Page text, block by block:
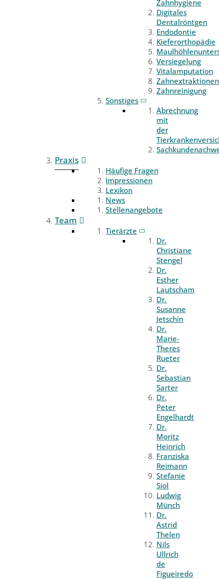
Zahnhygiene
Digitales
Dentalröntgen
Endodontie
Kieferorthopädie
Versiegelung
Vitalamputation
Zahnextraktionen
Zahnreinigung
Sonstiges
Abrechnung
mit
der
Praxis
Häufige Fragen
Impressionen
Lexikon
News
Stellenangebote
Team
Tierärzte
Dr.
Christiane
Stengel
Dr.
Esther
Lautscham
Dr.
Susanne
Jetschin
Dr.
Marie-
Theres
Rueter
Dr.
Sebastian
Sarter
Dr.
Peter
Engelhardt
Dr.
Moritz
Heinrich
Franziska
Reimann
Stefanie
Siol
Ludwig
Münch
Dr.
Astrid
Thelen
Nils
Ullrich
de
Figueiredo